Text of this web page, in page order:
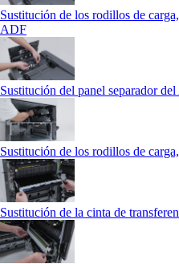
Sustitución de los rodillos de
ADF
Sustitución del panel separador
Sustitución de los rodillos de
Sustitución de la cinta de